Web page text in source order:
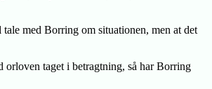
med Borring om situationen, men at det
taget i betragtning, så har Borring